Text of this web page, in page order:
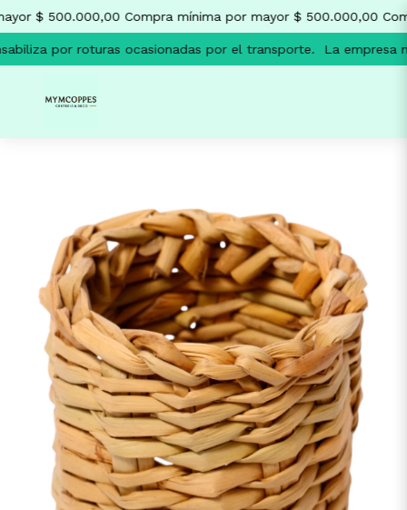
$ 500.000,00 Compra mínima por mayor $ 500.000,00
por roturas ocasionadas por el transporte. La empresa